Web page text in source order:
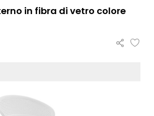
in fibra di vetro colore